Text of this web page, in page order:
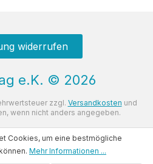
widerrufen
e.K. © 2026
zzgl. Versandkosten und
wenn nicht anders angegeben.
Cookies, um eine bestmögliche
Mehr Informationen ...